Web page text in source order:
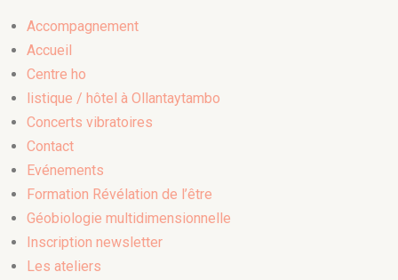
Accompagnement
Accueil
Centre ho
listique / hôtel à Ollantaytambo
Concerts vibratoires
Contact
Evénements
Formation Révélation de l’être
Géobiologie multidimensionnelle
Inscription newsletter
Les ateliers